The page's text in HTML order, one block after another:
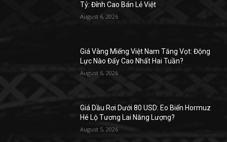
Tỷ: Đỉnh Cao Bán Lẻ Việt
August 6, 2026
Giá Vàng Miếng Việt Nam Tăng Vọt: Động
Lực Nào Đẩy Cao Nhất Hai Tuần?
August 6, 2026
Giá Dầu Rơi Dưới 80 USD: Eo Biển Hormuz
Hé Lộ Tương Lai Năng Lượng?
August 5, 2026